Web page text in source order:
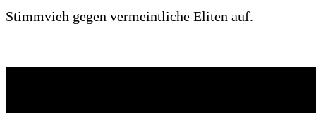
Stimm­vieh gegen ver­meint­li­che Eli­ten auf.